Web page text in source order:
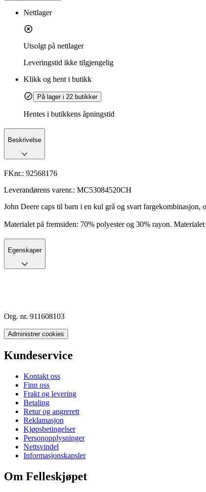
Nettlager
Utsolgt på nettlager
Leveringstid ikke tilgjengelig
Klikk og hent i butikk
På lager i 22 butikker
Hentes i butikkens åpningstid
Beskrivelse
FKnr.: 92568176
Leverandørens varenr.: MC53084520CH
John Deere caps til barn i en kul grå og svart fargekombinasjon,
Materialet på fremsiden: 70% polyester og 30% rayon.
Egenskaper
Org. nr. 911608103
Administrer cookies
Kundeservice
Kontakt oss
Finn oss
Frakt og levering
Betaling
Retur og angrerett
Reklamasjon
Kjøpsbetingelser
Personopplysninger
Nettsvindel
Informasjonskapsler
Om Felleskjøpet